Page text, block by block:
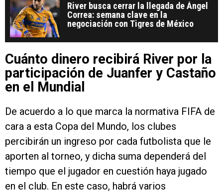
River busca cerrar la llegada de Ángel
Correa: semana clave en la
negociación con Tigres de México
Cuánto dinero recibirá River por la
participación de Juanfer y Castaño
en el Mundial
De acuerdo a lo que marca la normativa FIFA de
cara a esta Copa del Mundo, los clubes
percibirán un ingreso por cada futbolista que le
aporten al torneo, y dicha suma dependerá del
tiempo que el jugador en cuestión haya jugado
en el club. En este caso, habrá varios